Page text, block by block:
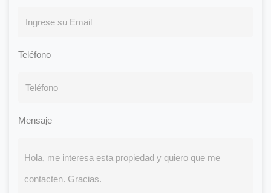
Teléfono
Mensaje